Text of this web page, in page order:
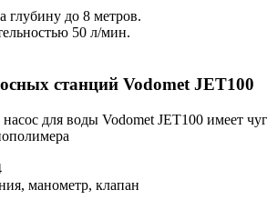
глубину до 8 метров.
50 л/мин.
станций Vodomet JET100
для воды Vodomet JET100 имеет
манометр, клапан